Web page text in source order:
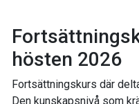
hösten 2026
Fortsättningskurs där
Den kunskapsnivå som